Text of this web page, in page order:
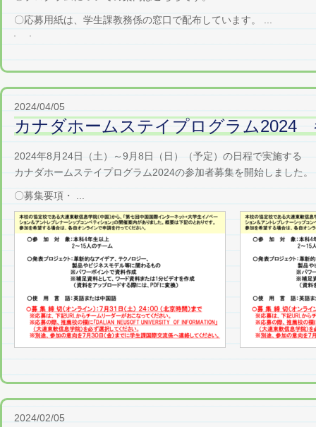
〇応募用紙は、学生課教務係の窓口で配布しています。 ...
2024/04/05
カナダホームステイプログラム2024
2024年8月24日（土）～9月8日（日）（予定）の日程で実施する
カナダホームステイプログラム2024の参加者募集を開始しました。
〇募集要項・ ...
2024/02/05